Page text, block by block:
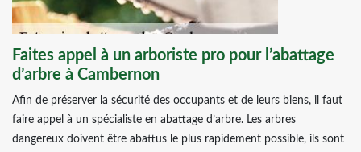
Faites appel à un arboriste pro pour l’abattage
d’arbre à Cambernon
Afin de préserver la sécurité des occupants et de leurs biens, il faut
faire appel à un spécialiste en abattage d’arbre. Les arbres
dangereux doivent être abattus le plus rapidement possible, ils sont